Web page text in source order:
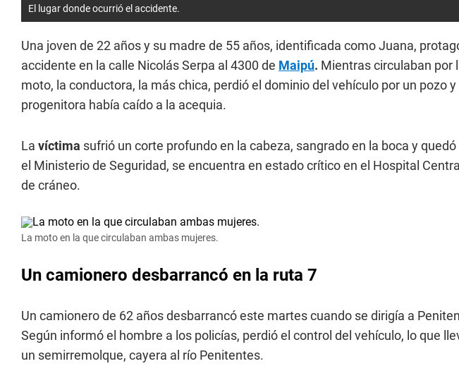
El lugar donde ocurrió el accidente.
Una joven de 22 años y su madre de 55 años, identificada como Juana,
accidente en la calle Nicolás Serpa al 4300 de Maipú. Mientras circulaban por
moto, la conductora, la más chica, perdió el dominio del vehículo por un pozo
progenitora había caído a la acequia.
La víctima sufrió un corte profundo en la cabeza, sangrado en la boca y
el Ministerio de Seguridad, se encuentra en estado crítico en el Hospital
de cráneo.
La moto en la que circulaban ambas mujeres.
Un camionero desbarrancó en la ruta 7
Un camionero de 62 años desbarrancó este martes cuando se dirigía a
Según informó el hombre a los policías, perdió el control del vehículo, lo que
un semirremolque, cayera al río Penitentes.